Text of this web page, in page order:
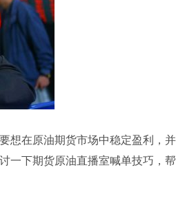
想在原油期货市场中稳定盈利，并
一下期货原油直播室喊单技巧，帮